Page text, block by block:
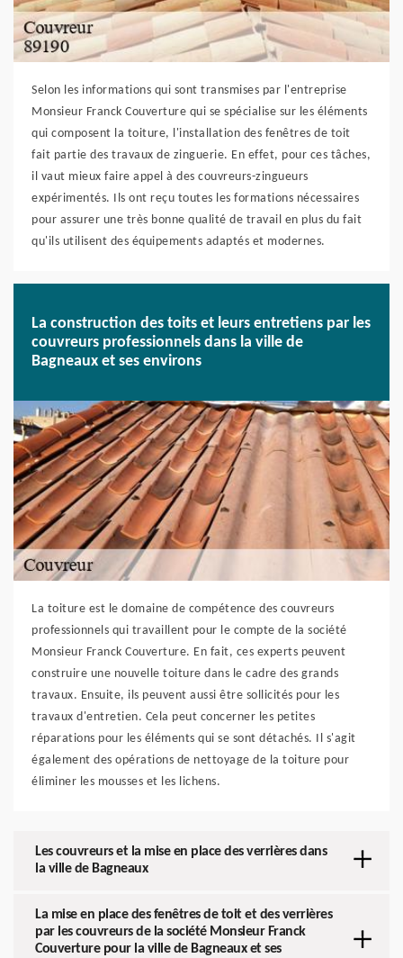
Selon les informations qui sont transmises par l'entreprise
Monsieur Franck Couverture qui se spécialise sur les éléments
qui composent la toiture, l'installation des fenêtres de toit
fait partie des travaux de zinguerie. En effet, pour ces tâches,
il vaut mieux faire appel à des couvreurs-zingueurs
expérimentés. Ils ont reçu toutes les formations nécessaires
pour assurer une très bonne qualité de travail en plus du fait
qu'ils utilisent des équipements adaptés et modernes.
La construction des toits et leurs entretiens par les
couvreurs professionnels dans la ville de
Bagneaux et ses environs
La toiture est le domaine de compétence des couvreurs
professionnels qui travaillent pour le compte de la société
Monsieur Franck Couverture. En fait, ces experts peuvent
construire une nouvelle toiture dans le cadre des grands
travaux. Ensuite, ils peuvent aussi être sollicités pour les
travaux d'entretien. Cela peut concerner les petites
réparations pour les éléments qui se sont détachés. Il s'agit
également des opérations de nettoyage de la toiture pour
éliminer les mousses et les lichens.
Les couvreurs et la mise en place des verrières dans
la ville de Bagneaux
La mise en place des fenêtres de toit et des verrières
par les couvreurs de la société Monsieur Franck
Couverture pour la ville de Bagneaux et ses